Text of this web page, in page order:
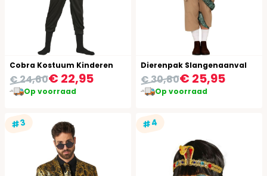
Cobra Kostuum Kinderen
€ 22,95
€ 24,60
Op voorraad
Dierenpak Slangenaanval
€ 25,95
€ 30,80
Op voorraad
#3 #4